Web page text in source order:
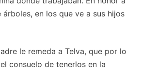
en los que ve a sus hijos
le remeda a Telva, que por lo
consuelo de tenerlos en la